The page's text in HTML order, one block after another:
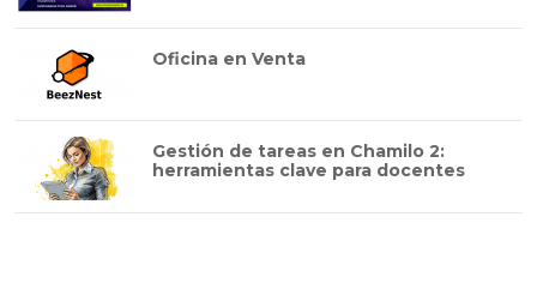
Oficina en Venta
Gestión de tareas en Chamilo 2:
herramientas clave para docentes